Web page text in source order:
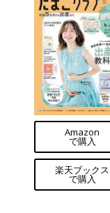
Amazon
で購入
楽天ブックス
で購入